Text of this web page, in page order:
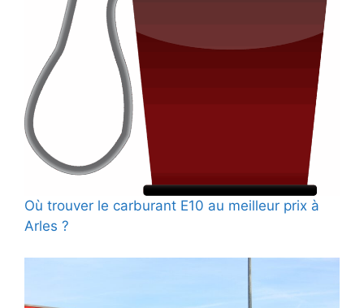
Où trouver le carburant E10 au meilleur prix à
Arles ?